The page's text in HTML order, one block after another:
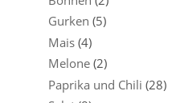
Gurken (5)
Mais (4)
Melone (2)
Paprika und Chili (28)